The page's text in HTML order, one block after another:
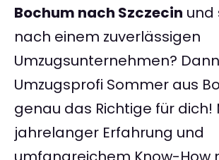
Bochum nach Szczecin und
nach einem zuverlässigen
Umzugsunternehmen?
Umzugsprofi Sommer aus
genau das Richtige für dich!
jahrelanger Erfahrung und